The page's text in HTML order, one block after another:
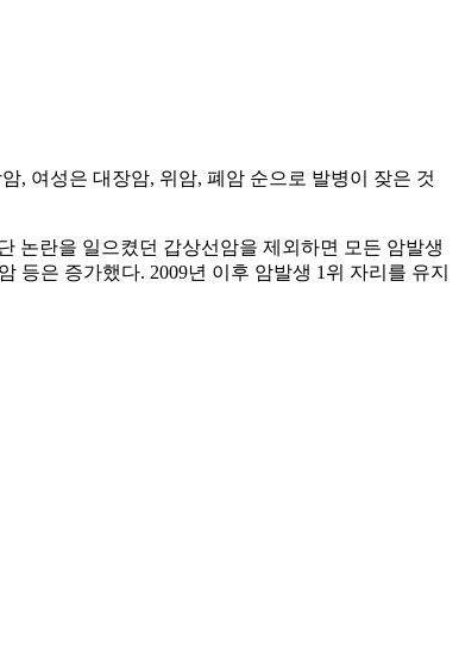
, 여성은 대장암, 위암, 폐암 순으로 발병이 잦은 것
논란을 일으켰던 갑상선암을 제외하면 모든 암발생
등은 증가했다. 2009년 이후 암발생 1위 자리를 유지